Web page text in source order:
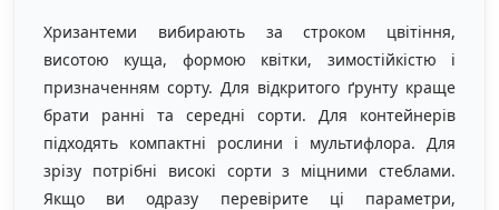
Хризантеми вибирають за строком цвітіння,
висотою куща, формою квітки, зимостійкістю і
призначенням сорту. Для відкритого ґрунту краще
брати ранні та середні сорти. Для контейнерів
підходять компактні рослини і мультифлора. Для
зрізу потрібні високі сорти з міцними стеблами.
Якщо ви одразу перевірите ці параметри,